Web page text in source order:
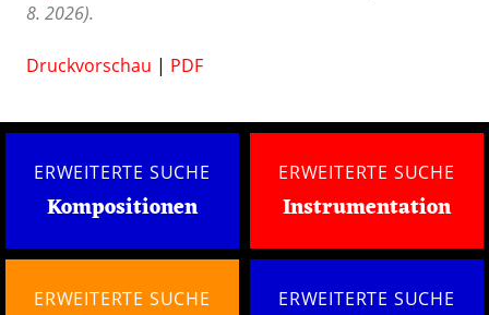
8. 2026).
Druckvorschau | PDF
ERWEITERTE SUCHE
Kompositionen
ERWEITERTE SUCHE
Instrumentation
ERWEITERTE SUCHE ERWEITERTE SUCHE